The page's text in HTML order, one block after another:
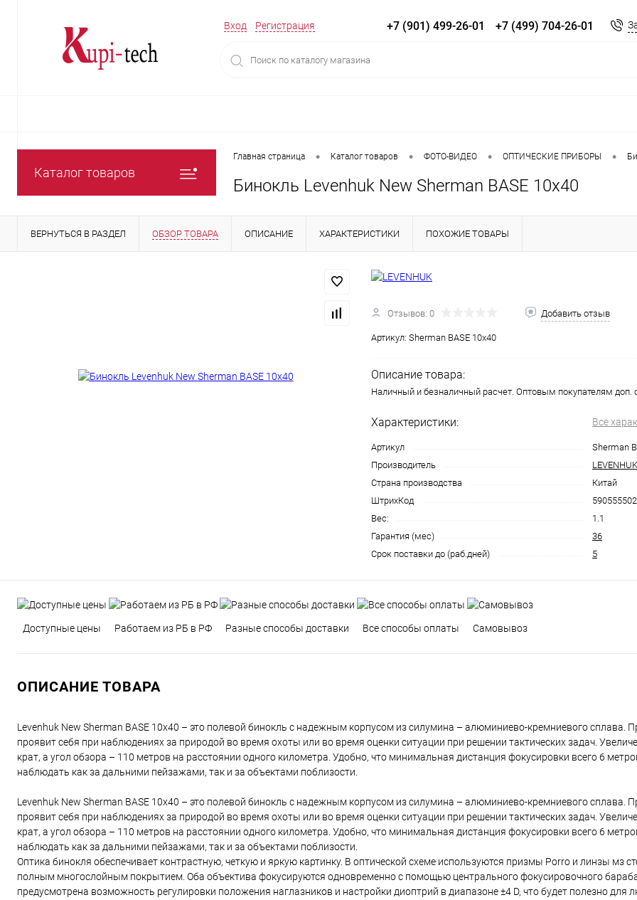
Вход Регистрация +7 (901) 499-26-01 +7 (499) 704-26-01
Каталог товаров
Главная страница • Каталог товаров • ФОТО-ВИДЕО • ОПТИЧЕСКИЕ ПРИБОРЫ •
Бинокль Levenhuk New Sherman BASE 10x40
ВЕРНУТЬСЯ В РАЗДЕЛ ОБЗОР ТОВАРА ОПИСАНИЕ ХАРАКТЕРИСТИКИ ПОХОЖИЕ ТОВАРЫ
Отзывов: 0 Добавить отзыв
Артикул: Sherman BASE 10x40
Описание товара:
Наличный и безналичный расчет. Оптовым покупателям доп.
Характеристики: Все
Артикул
Sherman
Производитель
LEVENHUK
Страна производства
Китай
ШтрихКод
Вес:
1.1
Гарантия (мес)
36
Срок поставки до (раб.дней)
5
Доступные цены Работаем из РБ в РФ Разные способы доставки Все способы оплаты Самовывоз
ОПИСАНИЕ ТОВАРА
Levenhuk New Sherman BASE 10x40 – это полевой бинокль с надежным корпусом из силумина – алюминиево-кремниевого сплава.
проявит себя при наблюдениях за природой во время охоты или во время оценки ситуации при решении тактических задач.
крат, а угол обзора – 110 метров на расстоянии одного километра. Удобно, что минимальная дистанция фокусировки всего 6
наблюдать как за дальними пейзажами, так и за объектами поблизости.
Levenhuk New Sherman BASE 10x40 – это полевой бинокль с надежным корпусом из силумина – алюминиево-кремниевого сплава.
проявит себя при наблюдениях за природой во время охоты или во время оценки ситуации при решении тактических задач.
крат, а угол обзора – 110 метров на расстоянии одного километра. Удобно, что минимальная дистанция фокусировки всего 6
наблюдать как за дальними пейзажами, так и за объектами поблизости.
Оптика бинокля обеспечивает контрастную, четкую и яркую картинку. В оптической схеме используются призмы Porro и линзы мз
полным многослойным покрытием. Оба объектива фокусируются одновременно с помощью центрального фокусировочного
предусмотрена возможность регулировки положения наглазников и настройки диоптрий в диапазоне ±4 D, что будет полезно для